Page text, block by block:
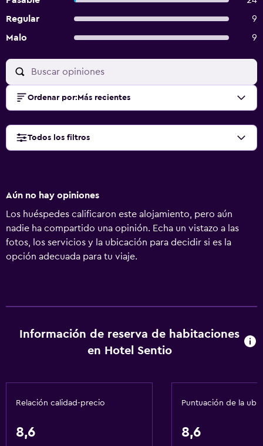
Regular
9
Malo
9
Ordenar por: Más recientes
Todos los filtros
Aún no hay opiniones
Los huéspedes calificaron este alojamiento, pero aún
nadie ha compartido una opinión. Echa un vistazo a las
fotos, los servicios y la ubicación para decidir si es la
opción adecuada para tu viaje.
Información de reserva de habitaciones
en Hotel Sentio
Relación calidad-precio
8,6
Puntuación de la
8,6